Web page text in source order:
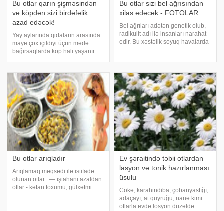
Bu otlar qarın şişməsindən
və köpdən sizi birdəfəlik
azad edəcək!
Yay aylarında qidaların arasında
maye çox içildiyi üçün mədə
bağırsaqlarda köp halı yaşanır.
narahatçılıqlar yaradır. Sizə
təqdim edəcəyimiz təbii otlar bu
problemlərin arada
Bu otlar sizi bel ağrısından
xilas edəcək - FOTOLAR
Bel ağrıları adətən genetik olub,
radikulit adı ilə insanları narahat
edir. Bu xəstəlik soyuq havalarda
zaman dözülməz ağrılar, əzəl
Bu otlar arıqladır
Arıqlamaq məqsədi ilə istifadə
olunan otlar:. — iştahanı azaldan
otlar - kətan toxumu, gülxətmi
Ev şəraitində təbii otlardan
lasyon və tonik hazırlanması
üsulu
Cökə, karahindiba, çobanyastığı,
adaçayı, at quyruğu, nanə kimi
otlarla evdə losyon düzəldə